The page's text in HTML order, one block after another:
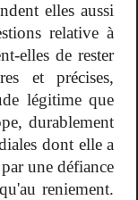
elles aussi
relative à
elles de rester
et précises,
légitime que
durablement
dont elle a
une défiance
reniement.